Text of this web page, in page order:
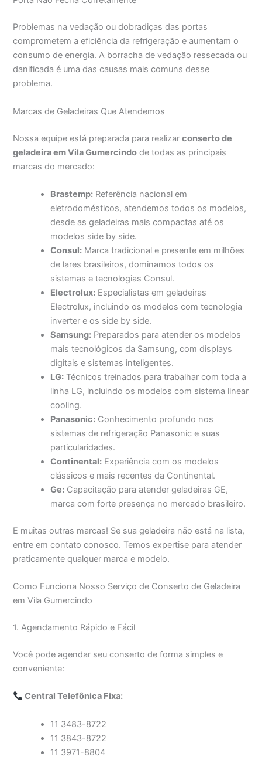
Problemas na vedação ou dobradiças das portas
comprometem a eficiência da refrigeração e aumentam o
consumo de energia. A borracha de vedação ressecada ou
danificada é uma das causas mais comuns desse
problema.
Marcas de Geladeiras Que Atendemos
Nossa equipe está preparada para realizarconserto de
geladeira em Vila Gumercindo de todas as principais
marcas do mercado:
Brastemp: Referência nacional em
eletrodomésticos, atendemos todos os modelos,
desde as geladeiras mais compactas até os
modelos side by side.
Consul: Marca tradicional e presente em milhões
de lares brasileiros, dominamos todos os
sistemas e tecnologias Consul.
Electrolux: Especialistas em geladeiras
Electrolux, incluindo os modelos com tecnologia
inverter e os side by side.
Samsung: Preparados para atender os modelos
mais tecnológicos da Samsung, com displays
digitais e sistemas inteligentes.
LG: Técnicos treinados para trabalhar com toda a
linha LG, incluindo os modelos com sistema linear
cooling.
Panasonic: Conhecimento profundo nos
sistemas de refrigeração Panasonic e suas
particularidades.
Continental: Experiência com os modelos
clássicos e mais recentes da Continental.
Ge: Capacitação para atender geladeiras GE,
marca com forte presença no mercado brasileiro.
E muitas outras marcas! Se sua geladeira não está na lista,
entre em contato conosco. Temos expertise para atender
praticamente qualquer marca e modelo.
Como Funciona Nosso Serviço de Conserto de Geladeira
em Vila Gumercindo
1. Agendamento Rápido e Fácil
Você pode agendar seu conserto de forma simples e
conveniente:
Central Telefônica Fixa:
11 3483-8722
11 3843-8722
11 3971-8804